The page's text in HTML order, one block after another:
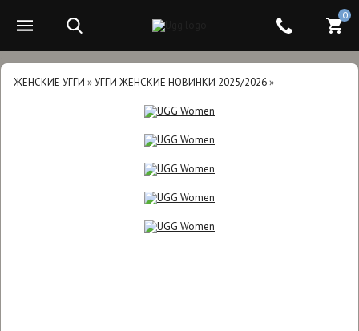
.
ЖЕНСКИЕ УГГИ »УГГИ ЖЕНСКИЕ НОВИНКИ 2025/2026»
0